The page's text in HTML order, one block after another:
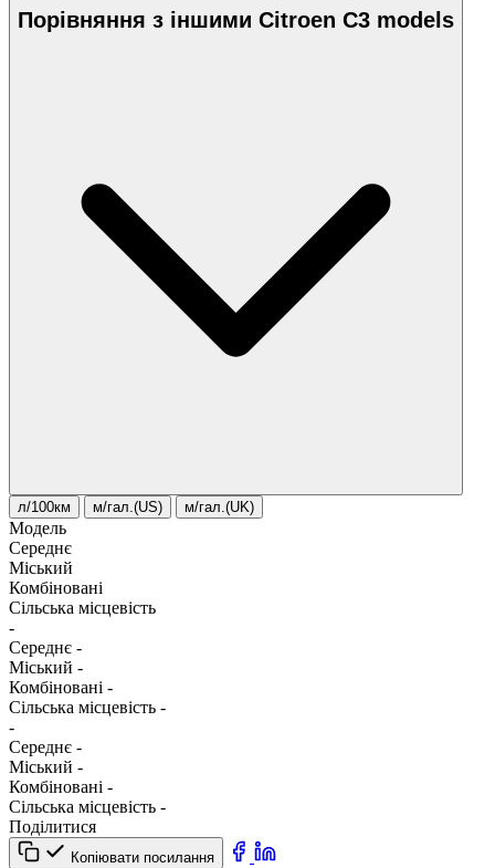
Порівняння з іншими Citroen C3 models
л/100км м/гал.(US) м/гал.(UK)
Модель
Середнє
Міський
Комбіновані
Сільська місцевість
-
Середнє -
Міський -
Комбіновані -
Сільська місцевість -
-
Середнє -
Міський -
Комбіновані -
Сільська місцевість -
Поділитися
Копіювати посилання